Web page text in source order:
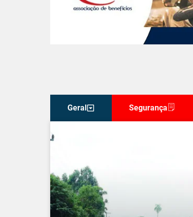
Geral Segurança